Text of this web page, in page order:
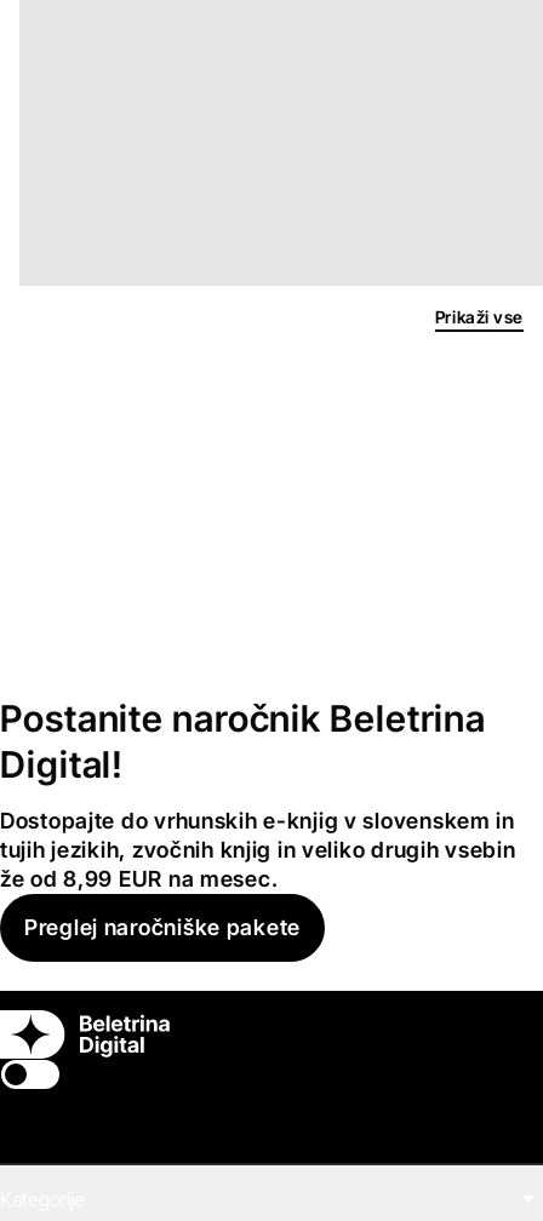
Prikaži vse
Postanite naročnik Beletrina
Digital!
Dostopajte do vrhunskih e-knjig v slovenskem in
tujih jezikih, zvočnih knjig in veliko drugih vsebin
že od 8,99 EUR na mesec.
Preglej naročniške pakete
Switch theme